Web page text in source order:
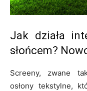
Jak działa
słońcem?
Screeny, zwane
osłony tekstylne,